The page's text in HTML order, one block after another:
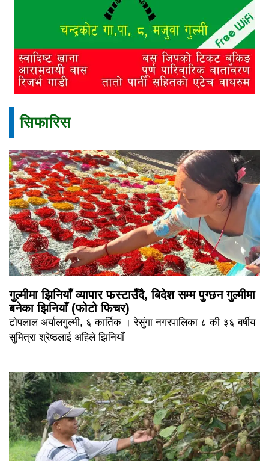
सिफारिस
गुल्मीमा झिनियाँ व्यापार फस्टाउँदै, बिदेश सम्म पुग्छन गुल्मीमा
बनेका झिनियाँ (फोटो फिचर)
टोपलाल अर्यालगुल्मी, ६ कार्तिक । रेसुंगा नगरपालिका ८ की ३६ बर्षीय
सुमित्रा श्रेष्ठलाई अहिले झिनियाँ